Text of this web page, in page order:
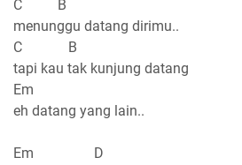
C B
menunggu datang dirimu..
C B
tapi kau tak kunjung datang
Em
eh datang yang lain..
Em D